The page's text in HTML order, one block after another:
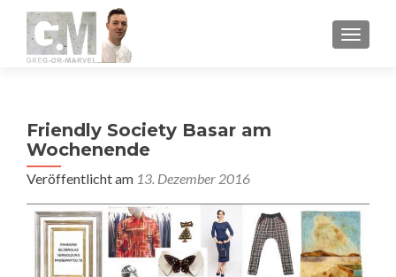
MENU
Friendly Society Basar am
Wochenende
Veröffentlicht am 13. Dezember 2016